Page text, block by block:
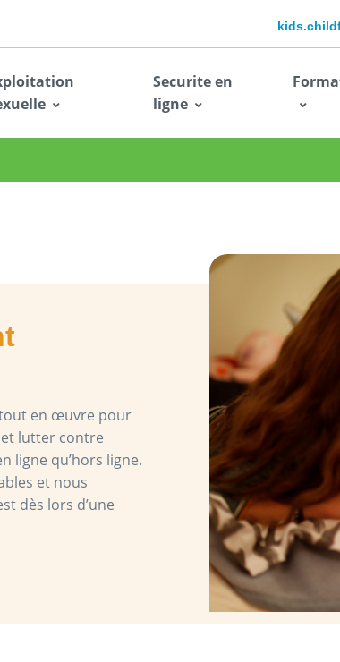
Securite en
ligne
en œuvre pour
lutter contre
ligne qu’hors ligne.
et nous
dès lors d’une